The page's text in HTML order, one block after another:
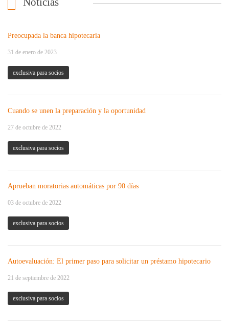
Preocupada la banca hipotecaria
31 de enero de 2023
exclusiva para socios
Cuando se unen la preparación y la oportunidad
27 de octubre de 2022
exclusiva para socios
Aprueban moratorias automáticas por 90 días
03 de octubre de 2022
exclusiva para socios
Autoevaluación: El primer paso para solicitar un préstamo hipotecario
21 de septiembre de 2022
exclusiva para socios